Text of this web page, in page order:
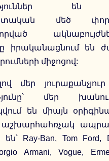
են
մեծ
իրականացնում են
միջոցով:
մեր
մեր
են միայն
աշխարհահռչակ
Ray-Ban, Tom Ford,
Armani, Vogue,